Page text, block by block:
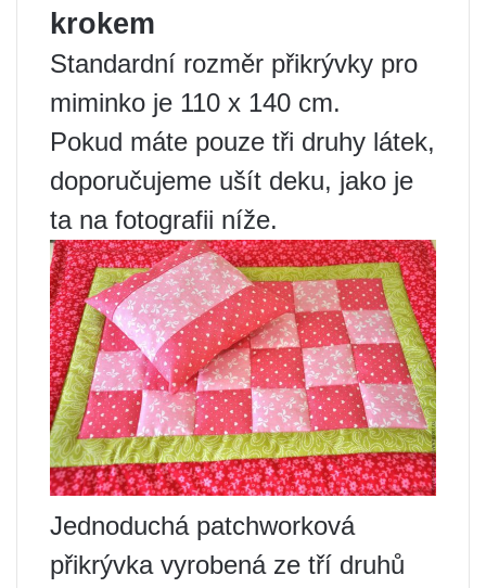
krokem
Standardní rozměr přikrývky pro
miminko je 110 x 140 cm.
Pokud máte pouze tři druhy látek,
doporučujeme ušít deku, jako je
ta na fotografii níže.
Jednoduchá patchworková
přikrývka vyrobená ze tří druhů